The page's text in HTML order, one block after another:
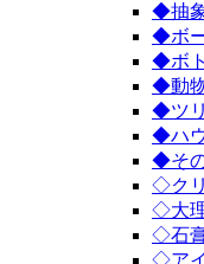
◆抽
◆ボ
◆ボ
◆動
◆ツ
◆ハ
◆そ
◇ク
◇大
◇石